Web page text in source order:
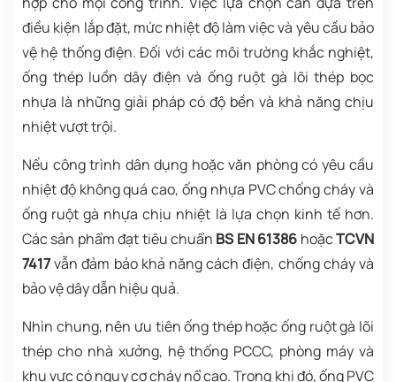
điều kiện lắp đặt, mức nhiệt độ làm việc và yêu cầu bảo
vệ hệ thống điện. Đối với các môi trường khắc nghiệt,
ống thép luồn dây điện và ống ruột gà lõi thép bọc
nhựa là những giải pháp có độ bền và khả năng chịu
nhiệt vượt trội.
Nếu công trình dân dụng hoặc văn phòng có yêu cầu
nhiệt độ không quá cao, ống nhựa PVC chống cháy và
ống ruột gà nhựa chịu nhiệt là lựa chọn kinh tế hơn.
Các sản phẩm đạt tiêu chuẩn BS EN 61386 hoặcTCVN
7417vẫn đảm bảo khả năng cách điện, chống cháy và
bảo vệ dây dẫn hiệu quả.
Nhìn chung, nên ưu tiên ống thép hoặc ống ruột gà lõi
thép cho nhà xưởng, hệ thống PCCC, phòng máy và
khu vực có nguy cơ cháy nổ cao. Trong khi đó, ống PVC